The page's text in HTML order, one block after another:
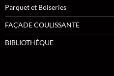
Parquet et Boiseries
FAÇADE COULISSANTE
BIBLIOTHÈQUE